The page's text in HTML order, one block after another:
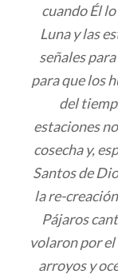
cuando Él
Luna y las
señales
para que los
del
estaciones
cosecha y,
Santos de
la re-
Pájaros
volaron por el
arroyos y